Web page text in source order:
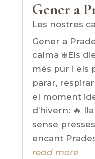
Gener a
Les nostres
Gener a
calma ❄️Els
més pur i els
parar,
el moment
d’hivern: 🔥
sense
encant
read more